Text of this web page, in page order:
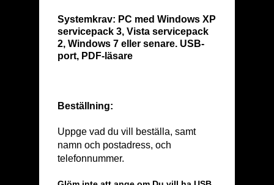
Systemkrav: PC med Windows XP
servicepack 3, Vista servicepack
2, Windows 7 eller senare. USB-
port, PDF-läsare
Beställning:
Uppge vad du vill beställa, samt
namn och postadress, och
telefonnummer.